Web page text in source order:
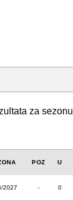
za sezonu
POZ U
2027 - 0